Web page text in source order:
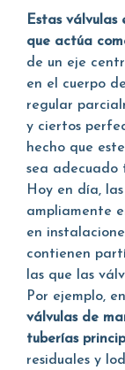
Estas
que actúa
de un eje
en el cuerpo
regular
y ciertos
hecho que
sea adecuado
Hoy en día,
ampliamente
en
contienen
las que las
Por ejemplo,
válvulas de
tuberías
residuales y